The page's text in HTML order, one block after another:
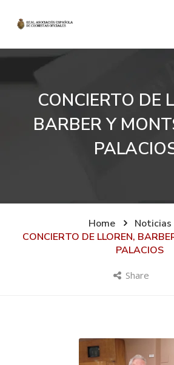
CONCIERTO DE
BARBER Y
Home
Noticias
CONCIERTO DE LLOREN,
PALACIOS
Share